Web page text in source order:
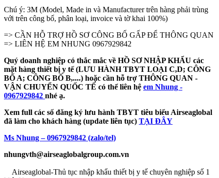
Chú ý: 3M (Model, Made in và Manufacturer trên hàng phải trùng
với trên công bố, phân loại, invoice và tờ khai 100%)
=> CẦN HỖ TRỢ HỒ SƠ CÔNG BỐ GẤP ĐỂ THÔNG QUAN
=> LIÊN HỆ EM NHUNG 0967929842
Quý doanh nghiệp có thắc mắc về HỒ SƠ NHẬP KHẨU các
mặt hàng thiết bị y tế (LƯU HÀNH TBYT LOẠI C,D; CÔNG
BỐ A; CÔNG BỐ B,....) hoặc cần hỗ trợ THÔNG QUAN -
VẬN CHUYỂN QUỐC TẾ có thể liên hệ em Nhung -
0967929842 nhé ạ.
Xem full các số đăng ký lưu hành TBYT tiêu biểu Airseaglobal
đã làm cho khách hàng (update liên tục) TẠI ĐÂY
Ms Nhung – 0967929842 (zalo/tel)
nhungvth@airseaglobalgroup.com.vn
Airseaglobal-Thủ tục nhập khẩu thiết bị y tế chuyên nghiệp số 1